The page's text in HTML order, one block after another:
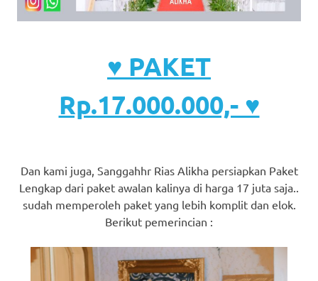
♥ PAKET
Rp.17.000.000,- ♥
Dan kami juga, Sanggahhr Rias Alikha persiapkan Paket
Lengkap dari paket awalan kalinya di harga 17 juta saja..
sudah memperoleh paket yang lebih komplit dan elok.
Berikut pemerincian :